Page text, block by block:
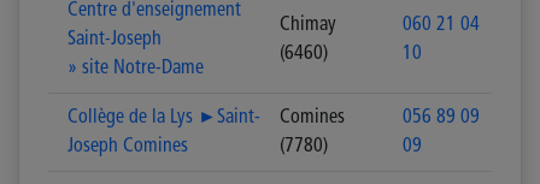
Centre d'enseignement
Saint-Joseph
» site Notre-Dame
Chimay
(6460)
060 21 04
10
Collège de la Lys ►Saint-
Joseph Comines
Comines
(7780)
056 89 09
09